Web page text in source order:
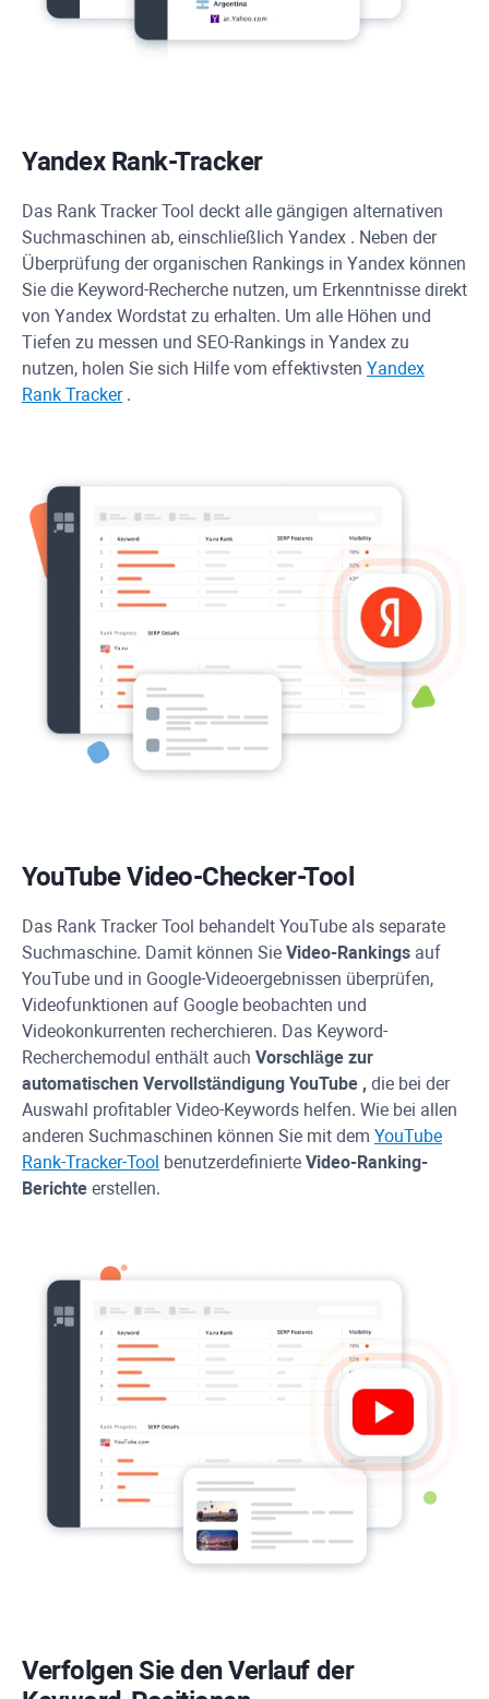
YandexRank-Tracker
Das Rank TrackerTool deckt alle gängigen alternativen
Suchmaschinen ab, einschließlich Yandex . Neben der
Überprüfung der organischen Rankings in Yandex können
Sie die Keyword-Recherche nutzen, um Erkenntnisse direkt
von Yandex Wordstat zu erhalten. Um alle Höhen und
Tiefen zu messen und SEO-Rankings in Yandex zu
nutzen, holen Sie sich Hilfe vom effektivsten Yandex
Rank Tracker.
YouTubeVideo-Checker-Tool
Das Rank TrackerTool behandelt YouTube als separate
Suchmaschine. Damit können Sie Video-Rankings auf
YouTube und in Google-Videoergebnissen überprüfen,
Videofunktionen auf Google beobachten und
Videokonkurrenten recherchieren. Das Keyword-
Recherchemodul enthält auch Vorschläge zur
automatischen Vervollständigung YouTube , die bei der
Auswahl profitabler Video-Keywords helfen. Wie bei allen
anderen Suchmaschinen können Sie mit dem YouTube
Rank-Tracker-Tool benutzerdefinierte Video-Ranking-
Berichte erstellen.
Verfolgen Sie den Verlauf der